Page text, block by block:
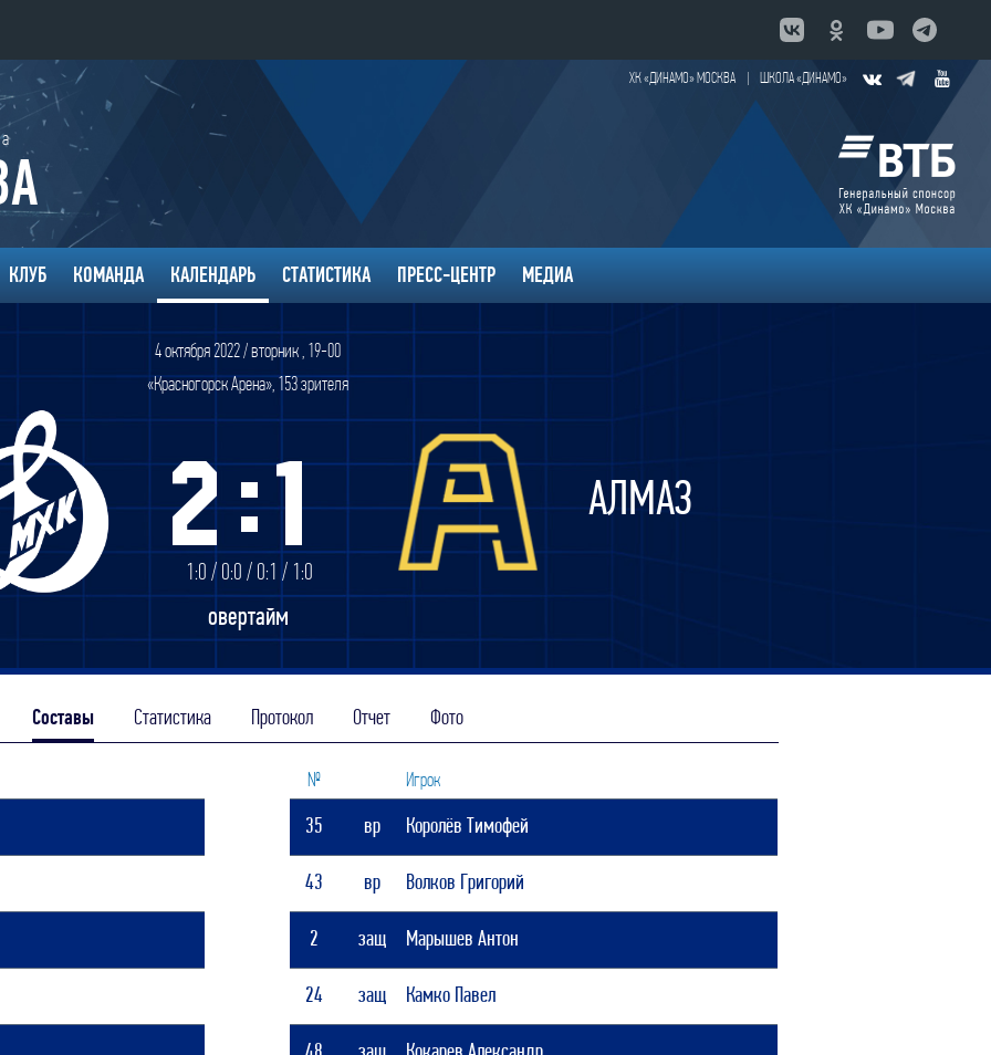
Конференция «Восток»
Дивизион Золотой
Белые Медведи
Кузнецкие Медведи
Мамонты Югры
Омские Ястребы
Чайка
Дивизион Серебряный
АКМ-Новомосковск
МХК Молот
Сибирские Cнайперы
Тюменский Легион
трансляции
МХЛ
ХК «ДИНАМО» МОСКВА ШКОЛА «ДИНАМО»
КЛУБ КОМАНДА КАЛЕНДАРЬ СТАТИСТИКА ПРЕСС-ЦЕНТР МЕДИА
4 октября 2022 / вторник , 19-00
«Красногорск Арена», 153 зрителя
2:1
1:0 / 0:0 / 0:1 / 1:0
АЛМАЗ
овертайм
Составы Статистика Протокол Отчет Фото
№ Игрок
35 вр Королёв Тимофей
43 вр Волков Григорий
2 защ Марышев Антон
24 защ Камко Павел